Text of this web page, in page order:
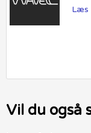
Læs
Vil du også